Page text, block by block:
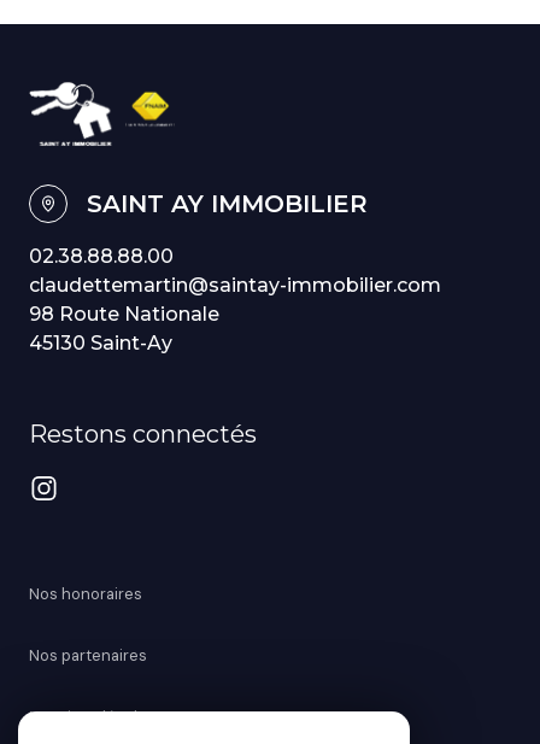
SAINT AY IMMOBILIER
02.38.88.88.00
claudettemartin@saintay-immobilier.com
98 Route Nationale
45130 Saint-Ay
Restons connectés
Nos honoraires
Nos partenaires
Mentions légales